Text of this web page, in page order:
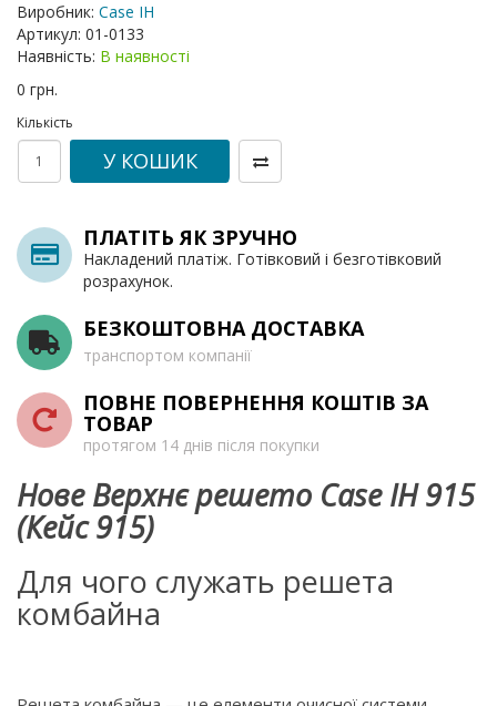
Виробник: Case IH
Артикул: 01-0133
Наявність: В наявності
0 грн.
Кількість
У КОШИК
ПЛАТІТЬ ЯК ЗРУЧНО
Накладений платіж. Готівковий і безготівковий
розрахунок.
БЕЗКОШТОВНА ДОСТАВКА
транспортом компанії
ПОВНЕ ПОВЕРНЕННЯ КОШТІВ ЗА
ТОВАР
протягом 14 днів після покупки
Нове Верхнє решето Case IH 915
(Кейс 915)
Для чого служать решета
комбайна